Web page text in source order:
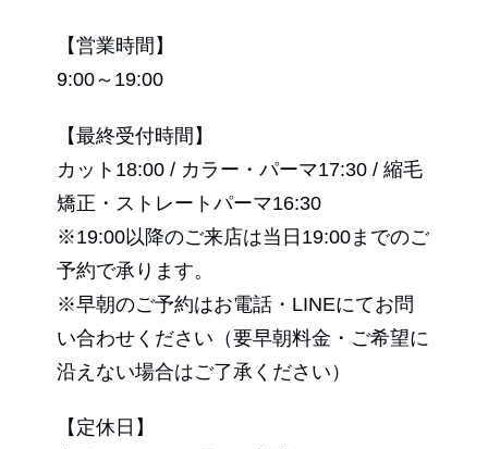
【営業時間】
9:00～19:00
【最終受付時間】
カット18:00 / カラー・パーマ17:30 / 縮毛
矯正・ストレートパーマ16:30
※19:00以降のご来店は当日19:00までのご
予約で承ります。
※早朝のご予約はお電話・LINEにてお問
い合わせください（要早朝料金・ご希望に
沿えない場合はご了承ください）
【定休日】